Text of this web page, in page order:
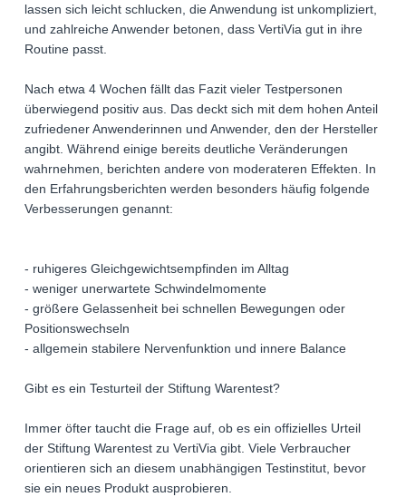
lassen sich leicht schlucken, die Anwendung ist unkompliziert,
und zahlreiche Anwender betonen, dass VertiVia gut in ihre
Routine passt.
Nach etwa 4 Wochen fällt das Fazit vieler Testpersonen
überwiegend positiv aus. Das deckt sich mit dem hohen Anteil
zufriedener Anwenderinnen und Anwender, den der Hersteller
angibt. Während einige bereits deutliche Veränderungen
wahrnehmen, berichten andere von moderateren Effekten. In
den Erfahrungsberichten werden besonders häufig folgende
Verbesserungen genannt:
- ruhigeres Gleichgewichtsempfinden im Alltag
- weniger unerwartete Schwindelmomente
- größere Gelassenheit bei schnellen Bewegungen oder
Positionswechseln
- allgemein stabilere Nervenfunktion und innere Balance
Gibt es ein Testurteil der Stiftung Warentest?
Immer öfter taucht die Frage auf, ob es ein offizielles Urteil
der Stiftung Warentest zu VertiVia gibt. Viele Verbraucher
orientieren sich an diesem unabhängigen Testinstitut, bevor
sie ein neues Produkt ausprobieren.